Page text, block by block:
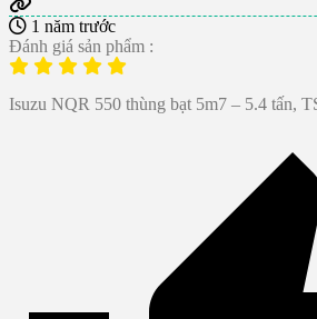
1 năm trước
Đánh giá sản phẩm :
Isuzu NQR 550 thùng bạt 5m7 – 5.4 tấn,